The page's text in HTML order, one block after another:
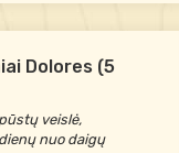
Dolores (5
veislė,
nuo daigų